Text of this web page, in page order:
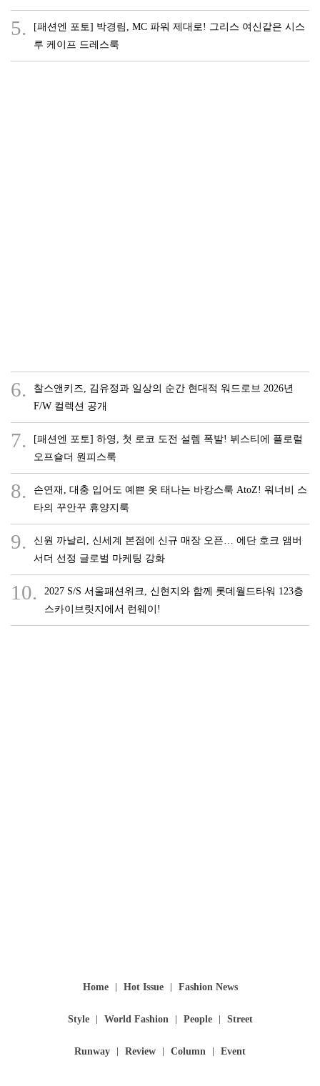
5.
[패션엔 포토] 박경림, MC 파워 제대로! 그리스 여신같은 시스
루 케이프 드레스룩
6.
찰스앤키즈, 김유정과 일상의 순간 현대적 워드로브 2026년
F/W 컬렉션 공개
7.
[패션엔 포토] 하영, 첫 로코 도전 설렘 폭발! 뷔스티에 플로럴
오프숄더 원피스룩
8.
손연재, 대충 입어도 예쁜 옷 태나는 바캉스룩 AtoZ! 워너비 스
타의 꾸안꾸 휴양지룩
9.
신원 까날리, 신세계 본점에 신규 매장 오픈… 에단 호크 앰버
서더 선정 글로벌 마케팅 강화
10.
2027 S/S 서울패션위크, 신현지와 함께 롯데월드타워 123층
스카이브릿지에서 런웨이!
Home Hot Issue Fashion News
Style World Fashion People Street
Runway Review Column Event